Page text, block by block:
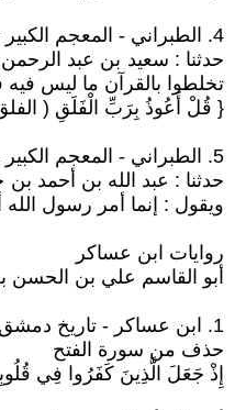
4. الطبراني - المعجم الكبير - باب العين - عبد الله بن مسعود الهذلي
حدثنا : سعيد بن عبد
تخلطوا بالقرآن ما ليس فيه
{ قُلْ أَعُوذُ بِرَبِّ الْفَلَقِ ( الفلق : 1 ) } و { قُلْ أَعُوذُ بِرَبِّ النَّاسِ ( الناس : 1 ) } وكان عبد الله يمحوهما
5. الطبراني - المعجم الكبير - باب العين - عبد الله بن مسعود الهذلي
حدثنا : عبد الله بن أحمد
ويقول : إنما أمر رسول الله
روايات ابن عساكر
أبو القاسم علي بن الحسن بن هبة الله بن عساكر الدمشقي (499هـ
1. ابن عساكر - تاريخ دمشق - حرف الألف
حذف من سورة الفتح
إِذْ جَعَلَ الَّذِينَ كَفَرُوا فِي